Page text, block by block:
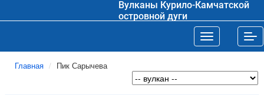
Вулканы Курило-Камчатской
островной дуги
Toggle
Главная Пик Сарычева